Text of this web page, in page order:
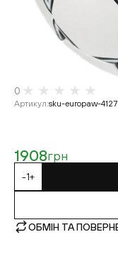
0
Артикул:sku-europaw-4127
1908грн
-1+
ОБМІН ТА